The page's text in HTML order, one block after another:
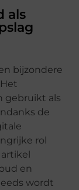
als
bijzondere
gebruikt als
de
rol
en
wordt